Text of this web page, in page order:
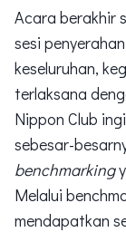
Acara berakhir
sesi
keseluruhan,
terlaksana
Nippon Club
sebesar-
benchmarking
Melalui
mendapatkan